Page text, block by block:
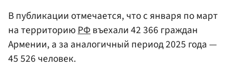
В публикации отмечается, что с января по март
на территориюРФвъехали 42 366 граждан
Армении, а за аналогичный период 2025 года —
45 526 человек.